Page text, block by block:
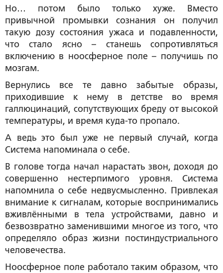
Но… потом было только хуже. Вместо
привычной промывки сознания он получил
такую дозу состояния ужаса и подавленности,
что стало ясно – станешь сопротивляться
включению в ноосферное поле – получишь по
мозгам.
Вернулись все те давно забытые образы,
приходившие к нему в детстве во время
галлюцинаций, сопутствующих бреду от высокой
температуры, и время куда-то пропало.
А ведь это был уже не первый случай, когда
Система напоминала о себе.
В голове тогда начал нарастать звон, доходя до
совершенно нестерпимого уровня. Система
напомнила о себе недвусмысленно. Привлекая
внимание к сигналам, которые воспринимались
вживлёнными в тела устройствами, давно и
безвозвратно заменившими многое из того, что
определяло образ жизни постиндустриального
человечества.
Ноосферное поле работало таким образом, что